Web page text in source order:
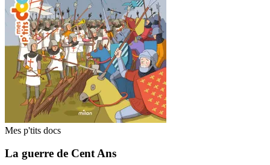
Mes p'tits docs
La guerre de Cent Ans